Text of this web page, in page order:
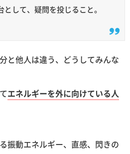
して、疑問を投じること。
と他人は違う、どうしてみんな
エネルギーを外に向けている人
振動エネルギー、直感、閃きの